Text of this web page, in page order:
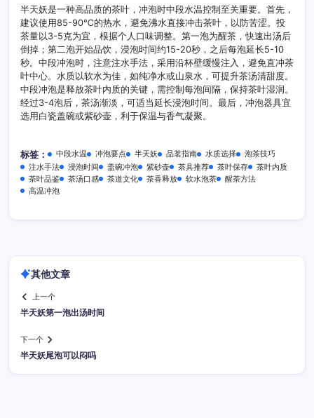
段
冲
泡
要
点
半天妖是一种高品质的茶叶，冲泡时中段水温控制至关重要。首先，
建议使用85-90℃的热水，避免沸水直接冲击茶叶，以防苦涩。投
茶量以3-5克为宜，根据个人口味调整。第一泡为醒茶，快速出汤后
倒掉；第二泡开始品饮，浸泡时间约15-20秒，之后每泡延长5-10
秒。中段冲泡时，注意注水手法，采用沿杯壁缓慢注入，避免直冲茶
叶中心。水质以软水为佳，如纯净水或山泉水，可提升茶汤清甜度。
中段冲泡是释放茶叶内质的关键，需控制每泡间隔，保持茶叶湿润。
经过3-4泡后，茶汤渐淡，可适当延长浸泡时间。最后，冲泡器具宜
选用白瓷盖碗或紫砂壶，利于保温与香气凝聚。
标签： 中段水温 冲泡要点 半天妖 品茗指南 水质选择
泡茶技巧
注水手法
浸泡时间 盖碗冲泡 紫砂壶 茶具推荐 茶叶保存
茶叶内质
茶叶品鉴
茶汤口感 茶道文化 茶香释放 软水泡茶
醒茶方法
高温冲泡
其他文章
上一个
半天妖第一泡出汤时间
下一个
半天妖尾泡可以闷吗